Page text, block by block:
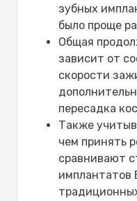
зубных
было проще
Общая
зависит от
скорости
пересадка
Также
чем принять
сравнивают
имплантатов